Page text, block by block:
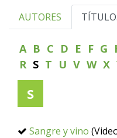
AUTORES
A B C D E F G
R S T U V W X
S
Sangre y vino